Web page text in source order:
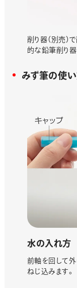
削り器（別売）
的な鉛筆削り器
みず筆の使
水の入れ方
前軸を回して外
ねじ込みます。